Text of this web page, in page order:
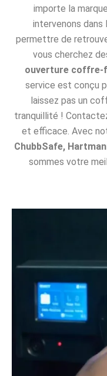
importe la
intervenons dans
permettre de
vous cherchez
ouverture coffre-
service est conçu
laissez pas un
tranquillité !
et efficace. Avec
ChubbSafe,
sommes votre